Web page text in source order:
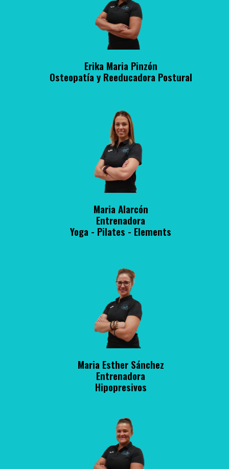
Erika Maria Pinzón
Osteopatía y Reeducadora Postural
Maria Alarcón
Entrenadora
Yoga - Pilates - Elements
Maria Esther Sánchez
Entrenadora
Hipopresivos